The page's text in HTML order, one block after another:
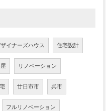
イナーズハウス 住宅設計
リノベーション
廿日市市 呉市
フルリノベーション